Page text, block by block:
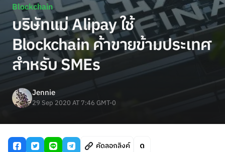
Blockchain
บริษัทแม่ Alipay ใช้
Blockchain ค้าขายข้ามประเทศ
สำหรับ SMEs
Jennie
29 Sep 2020 AT 7:46 GMT-0
คัดลอกลิงค์